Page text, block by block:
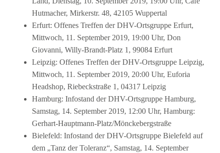
Hutmacher, Mirkerstr. 48, 42105 Wuppertal
Erfurt: Offenes Treffen der DHV-Ortsgruppe Erfurt,
Mittwoch, 11. September 2019, 19:00 Uhr, Don
Giovanni, Willy-Brandt-Platz 1, 99084 Erfurt
Leipzig: Offenes Treffen der DHV-Ortsgruppe Leipzig,
Mittwoch, 11. September 2019, 20:00 Uhr, Euforia
Headshop, Riebeckstraße 1, 04317 Leipzig
Hamburg: Infostand der DHV-Ortsgruppe Hamburg,
Samstag, 14. September 2019, 12:00 Uhr, Hamburg:
Gerhart-Hauptmann-Platz/Mönckebergstraße
Bielefeld: Infostand der DHV-Ortsgruppe Bielefeld auf
dem „Tanz der Toleranz“, Samstag, 14. September